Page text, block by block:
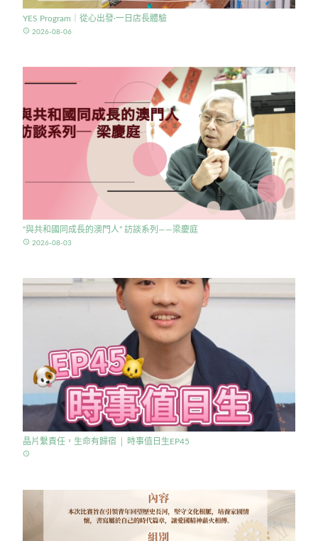
YES Program｜從心出發·一日店長體驗
access_time 2026-08-06
“與共和國同成長的澳門人” 訪談系列——梁慶庭
access_time 2026-08-03
晶片繫責任，生命有歸宿 │ 時事值日生EP45
access_time